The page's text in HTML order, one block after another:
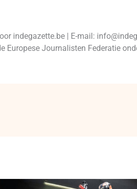
indegazette.be | E-mail:
Europese Journalisten Federatie